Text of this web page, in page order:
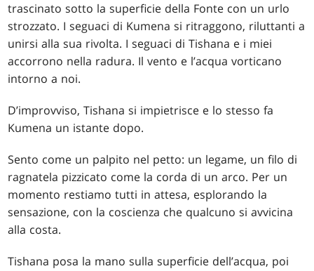
trascinato sotto la superficie della Fonte con un urlo
strozzato. I seguaci di Kumena si ritraggono, riluttanti a
unirsi alla sua rivolta. I seguaci di Tishana e i miei
accorrono nella radura. Il vento e l’acqua vorticano
intorno a noi.
D’improvviso, Tishana si impietrisce e lo stesso fa
Kumena un istante dopo.
Sento come un palpito nel petto: un legame, un filo di
ragnatela pizzicato come la corda di un arco. Per un
momento restiamo tutti in attesa, esplorando la
sensazione, con la coscienza che qualcuno si avvicina
alla costa.
Tishana posa la mano sulla superficie dell’acqua, poi